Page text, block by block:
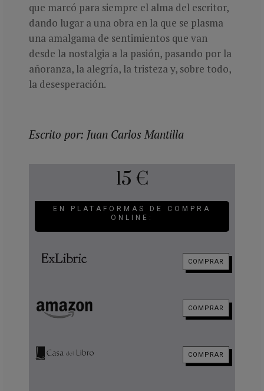
que marcó para siempre el alma del escritor,
dando lugar a una obra en la que se plasma
una amalgama de sentimientos que van
desde la nostalgia a la pasión, pasando por la
añoranza, la alegría, la tristeza y, sobre todo,
la desesperación.
Escrito por: Juan Carlos Mantilla
15 €
EN PLATAFORMAS DE COMPRA
ONLINE:
COMPRAR
COMPRAR
COMPRAR